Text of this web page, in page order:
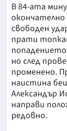
В 84-ата
свободен
прати
попадението
но след
променено.
наистина
Александър
направи
редовно.